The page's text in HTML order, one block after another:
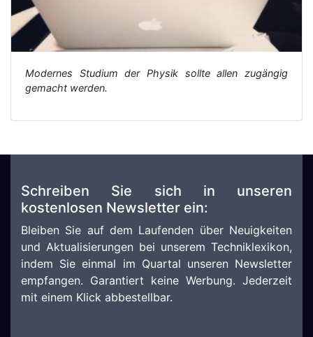
Modernes Studium der Physik sollte allen zugängig
gemacht werden.
Schreiben Sie sich in unseren
kostenlosen Newsletter ein:
Bleiben Sie auf dem Laufenden über Neuigkeiten
und Aktualisierungen bei unserem Techniklexikon,
indem Sie einmal im Quartal unseren Newsletter
empfangen. Garantiert keine Werbung. Jederzeit
mit einem Klick abbestellbar.